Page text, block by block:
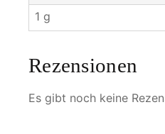
1 g
Rezensionen
Es gibt noch keine